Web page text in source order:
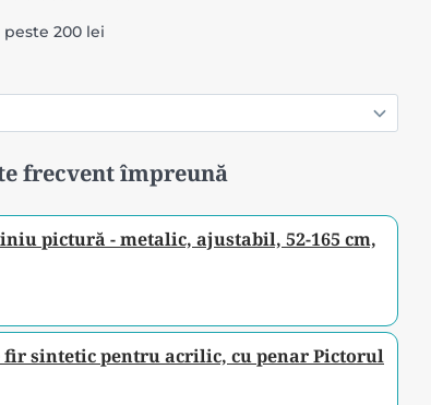
200 lei
frecvent împreună
pictură - metalic, ajustabil, 52-165 cm,
fir sintetic pentru acrilic, cu penar Pictorul